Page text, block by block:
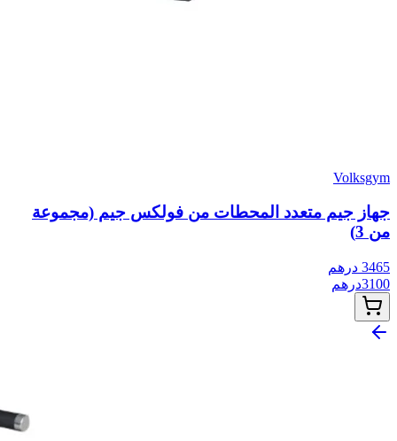
Volksgym
جهاز جيم متعدد المحطات من فولكس جيم (مجموعة
من 3)
3465 درهم
3100درهم